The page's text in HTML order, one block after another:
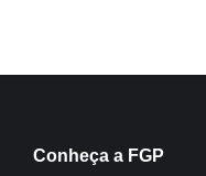
Conheça a FGP